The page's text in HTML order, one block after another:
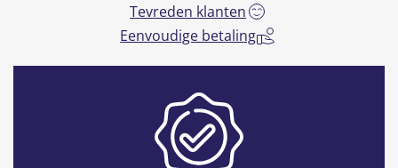
Tevreden klanten
Eenvoudige betaling